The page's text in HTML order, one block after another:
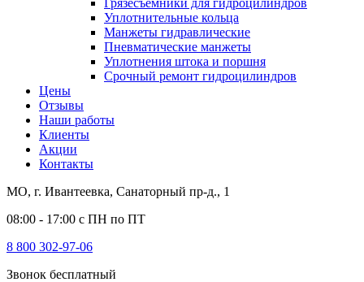
Грязесъемники для гидроцилиндров
Уплотнительные кольца
Манжеты гидравлические
Пневматические манжеты
Уплотнения штока и поршня
Срочный ремонт гидроцилиндров
Цены
Отзывы
Наши работы
Клиенты
Акции
Контакты
МО, г. Ивантеевка, Санаторный пр-д., 1
08:00 - 17:00 с ПН по ПТ
8 800 302-97-06
Звонок бесплатный